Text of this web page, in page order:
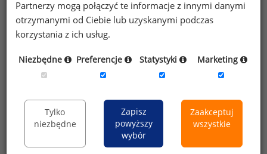
O raporcie
Raport „Wynagrodzenia członków zarządów”
ukazuje się po raz dwunasty. W tegorocznej edycji
przeanalizowaliśmy dane na temat wynagrodzeń
1 361 menedżerów (w tym 932 osób, które
notowanych na Giełdzie Papierów Wartościowych
w Warszawie.
Raport składa się z sześciu części:
Cześć Izawiera analizy ogólne na temat
Partnerzy mogą połączyć te informacje z innymi danymi
otrzymanymi od Ciebie lub uzyskanymi podczas
korzystania z ich usług.
Niezbędne Preferencje Statystyki Marketing
Tylko
niezbędne
Zapisz
powyższy
wybór
Zaakceptuj
wszystkie